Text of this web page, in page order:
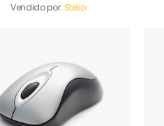
Vendido por: Stelio